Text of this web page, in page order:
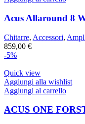
Acus Allaround 8
Chitarre, Accessori,
859,00 €
-5%
Quick view
Aggiungi alla wishlist
Aggiungi al carrello
ACUS ONE